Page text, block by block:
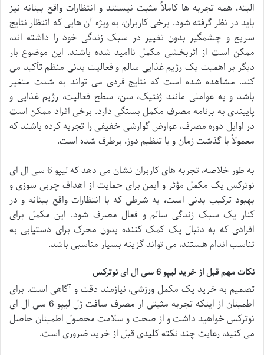
البته، همه تجربه ها کاملاً مثبت نیستند و انتظارات واقع بینانه نیز
باید در نظر گرفته شود. برخی کاربران، به ویژه آن هایی که انتظار نتایج
سریع و چشمگیر بدون تغییر در سبک زندگی خود را داشته اند،
ممکن است از اثربخشی مکمل ناامید شده باشند. این موضوع بار
دیگر بر اهمیت یک رژیم غذایی سالم و فعالیت بدنی منظم تأکید می
کند. مشاهده شده است که نتایج فردی می تواند به شدت متغیر
باشد و به عواملی مانند ژنتیک، سن، سطح فعالیت، رژیم غذایی و
پایبندی به برنامه مصرف مکمل بستگی دارد. برخی افراد ممکن است
در اوایل دوره مصرف، عوارض گوارشی خفیفی را تجربه کرده باشند که
معمولاً با گذشت زمان و یا تنظیم دوز، برطرف شده است.
به طور خلاصه، تجربه های کاربران نشان می دهد که لیپو 6 سی ال ای
نوترکس یک مکمل مؤثر و ایمن برای حمایت از اهداف چربی سوزی و
بهبود ترکیب بدنی است، به شرطی که با انتظارات واقع بینانه و در
کنار یک سبک زندگی سالم و فعال مصرف شود. این مکمل برای
افرادی که به دنبال یک کمک کننده بدون محرک برای دستیابی به
تناسب اندام هستند، می تواند گزینه بسیار مناسبی باشد.
نکات مهم قبل از خرید لیپو 6 سی ال ای نوترکس
تصمیم به خرید یک مکمل ورزشی، نیازمند دقت و آگاهی است. برای
اطمینان از اینکه تجربه مثبتی از مصرف سافت ژل لیپو 6 سی ال ای
نوترکس خواهید داشت و از صحت و سلامت محصول اطمینان حاصل
می کنید، رعایت چند نکته کلیدی قبل از خرید ضروری است.